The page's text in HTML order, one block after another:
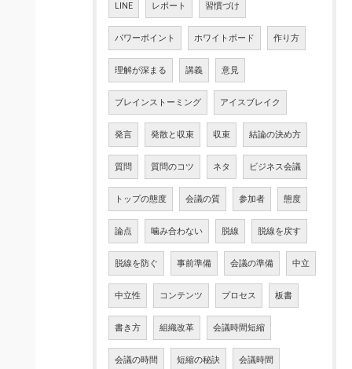
LINE レポート 習慣づけ
パワーポイント ホワイトボード 作り方
理解が深まる 講義 意見
ブレインストーミング アイスブレイク
発言 発散と収束 収束 結論の決め方
質問 質問のコツ ネタ ビジネス会議
トップの態度 会議の質 参加者 態度
論点 噛み合わない 脱線 脱線を戻す
脱線を防ぐ 事前準備 会議の準備 中立
中立性 コンテンツ プロセス 板書
書き方 組織改革 会議時間短縮
会議の時間 短縮の秘訣 会議時間